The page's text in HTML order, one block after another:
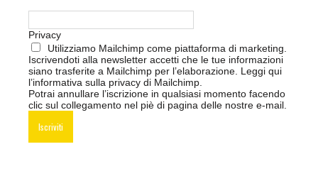
Privacy
Utilizziamo Mailchimp come piattaforma di marketing.
Iscrivendoti alla newsletter accetti che le tue informazioni
siano trasferite a Mailchimp per l’elaborazione. Leggi qui
l’informativa sulla privacy di Mailchimp
Potrai annullare l’iscrizione in qualsiasi momento facendo
clic sul collegamento nel piè di pagina delle nostre e-mail.